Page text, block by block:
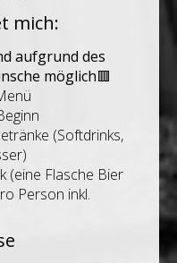
mich:
aufgrund des
möglich🟥
(Softdrinks,
(eine Flasche Bier
Person inkl.